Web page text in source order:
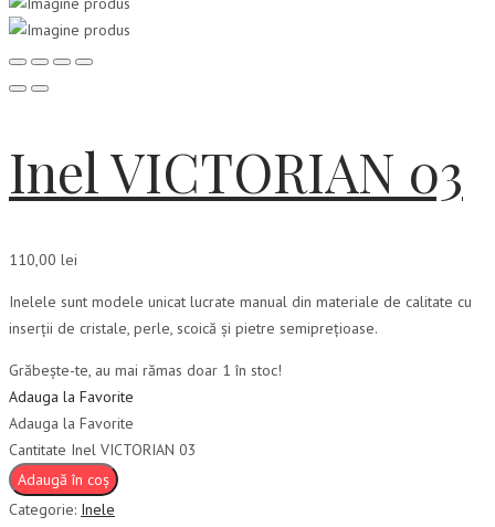
Inel VICTORIAN 03
110,00 lei
Inelele sunt modele unicat lucrate manual din materiale de calitate cu
inserții de cristale, perle, scoică și pietre semiprețioase.
Grăbește-te, au mai rămas doar 1 în stoc!
Adauga la Favorite
Adauga la Favorite
Cantitate Inel VICTORIAN 03
Adaugă în coș
Categorie: Inele